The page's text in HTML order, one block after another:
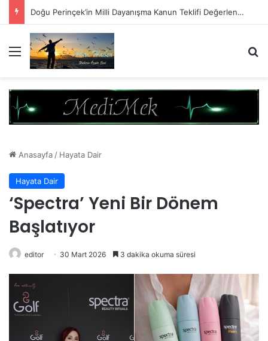
Bu Çerçeve Çözümün Değil Monarşi Anayasasının Çerçevesidir
Menü
Anasayfa / Hayata Dair
Hayata Dair
‘Spectra’ Yeni Bir Dönem
Başlatıyor
editor 30 Mart 2026 3 dakika okuma süresi